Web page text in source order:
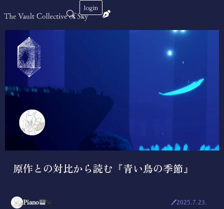
login
原作との対比から読む『青い鳥の季節』
Piano 🖊2025.7.23.